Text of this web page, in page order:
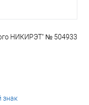
НИКИРЭТ" № 504933
знак